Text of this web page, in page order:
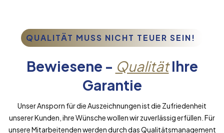
QUALITÄT MUSS NICHT TEUER SEIN!
Bewiesene - QualitätIhre
Garantie
Unser Ansporn für die Auszeichnungen ist die Zufriedenheit
unserer Kunden, ihre Wünsche wollen wir zuverlässig erfüllen. Für
unsere Mitarbeitenden werden durch das Qualitätsmanagement